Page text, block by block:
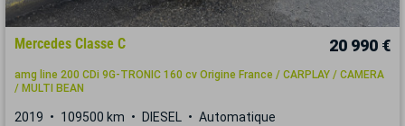
Mercedes Classe C 20 990 €
amg line 200 CDi 9G-TRONIC 160 cv Origine France / CARPLAY / CAMERA
/ MULTI BEAN
2019 109500 km DIESEL Automatique